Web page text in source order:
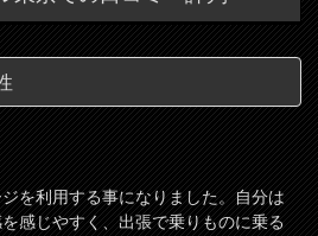
を利用する事になりました。自分は
感じやすく、出張で乗りものに乗る